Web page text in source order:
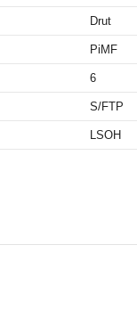
Drut
PiMF
6
S/FTP
LSOH